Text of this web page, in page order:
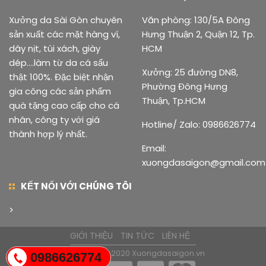
Xưởng da Sài Gòn chuyên
sản xuất các mặt hàng ví,
dây nịt, túi xách, giày
dép....làm từ da cá sấu
thật 100%. Đặc biệt nhận
gia công các sản phẩm
quà tặng cao cấp cho cá
nhân, công ty với giá
thành hợp lý nhất.
Văn phòng: 130/5A Đông
Hưng Thuận 2, Quận 12, Tp.
HCM
Xưởng: 25 đường DN8,
Phường Đông Hưng
Thuận, Tp.HCM
Hotline/ Zalo: 0986626774
Email:
xuongdasaigon@gmail.com
KẾT NỐI VỚI CHÚNG TÔI
>
GIỚI THIỆU TIN TỨC LIÊN HỆ
@ Copyright 2020 Xuongdasaigon.vn